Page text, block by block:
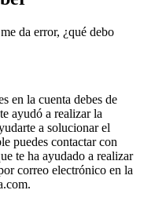
da error, ¿qué debo
en la cuenta debes de
ayudó a realizar la
a solucionar el
puedes contactar con
te ha ayudado a realizar
correo electrónico en la